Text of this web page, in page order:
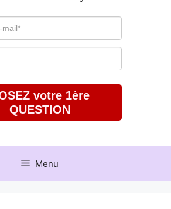
votre 1ère
QUESTION
Menu